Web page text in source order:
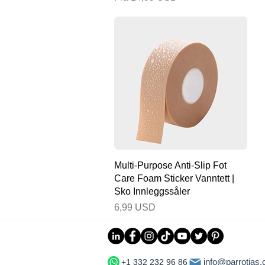
Hurtigvisning
Multi-Purpose Anti-Slip Fot
Care Foam Sticker Vanntett |
Sko Innleggssåler
Pris
6,99 USD
+1 332 232 96 86